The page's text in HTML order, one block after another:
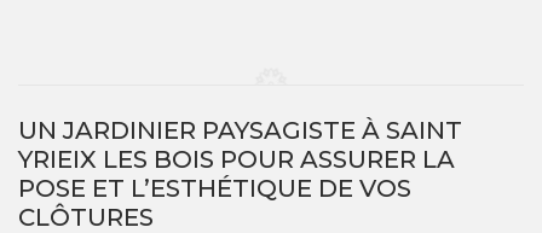
UN JARDINIER PAYSAGISTE À SAINT
YRIEIX LES BOIS POUR ASSURER LA
POSE ET L’ESTHÉTIQUE DE VOS
CLÔTURES